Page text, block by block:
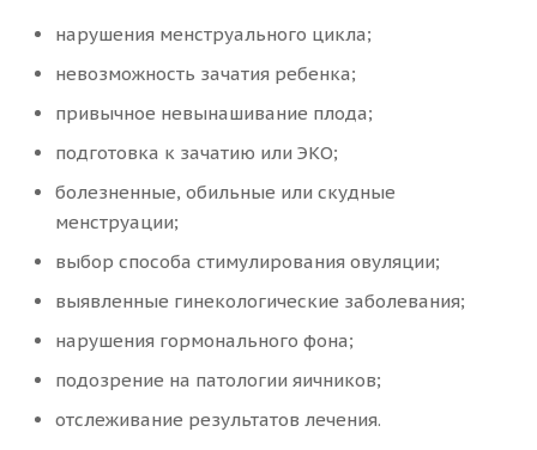
нарушения менструального цикла;
невозможность зачатия ребенка;
привычное невынашивание плода;
подготовка к зачатию или ЭКО;
болезненные, обильные или скудные
менструации;
выбор способа стимулирования овуляции;
выявленные гинекологические заболевания;
нарушения гормонального фона;
подозрение на патологии яичников;
отслеживание результатов лечения.